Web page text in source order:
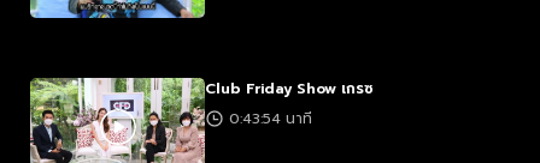
Club Friday Show เกรซ
0:43:54 นาที